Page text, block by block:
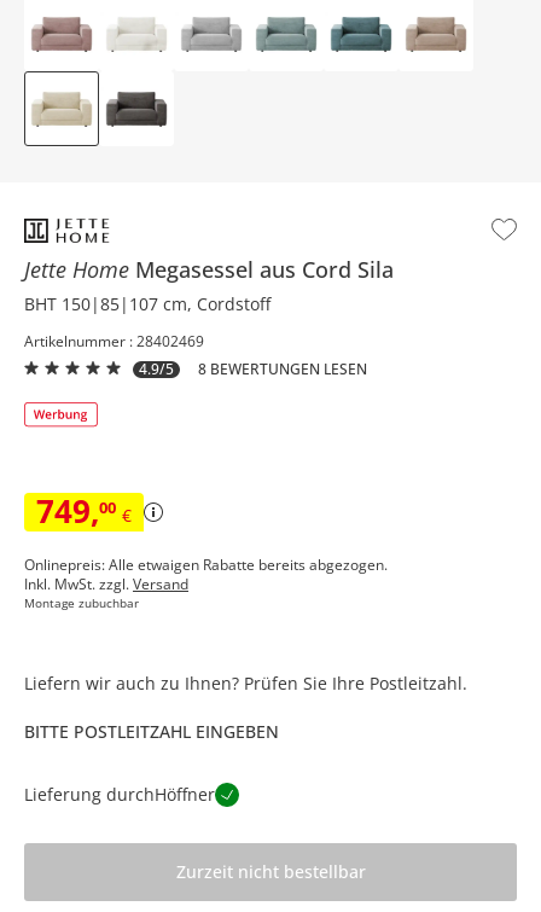
Jette Home Megasessel aus Cord Sila
BHT 150|85|107 cm, Cordstoff
Artikelnummer : 28402469
4.9/5
8 BEWERTUNGEN LESEN
749,00 €
Onlinepreis: Alle etwaigen Rabatte bereits abgezogen.
Inkl. MwSt. zzgl.Versand
Montage zubuchbar
Liefern wir auch zu Ihnen? Prüfen Sie Ihre Postleitzahl.
BITTE POSTLEITZAHL EINGEBEN
Lieferung durchHöffner
Zurzeit nicht bestellbar